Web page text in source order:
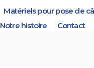
Matériels pour pose de
Notre histoire
Contact